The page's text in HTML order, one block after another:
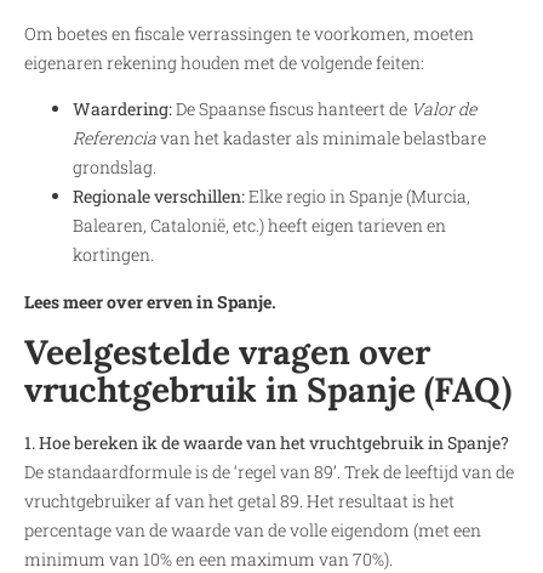
Om boetes en fiscale verrassingen te voorkomen, moeten
eigenaren rekening houden met de volgende feiten:
Waardering:De Spaanse fiscus hanteert de Valor de
Referenciavan het kadaster als minimale belastbare
grondslag.
Regionale verschillen:Elke regio in Spanje (Murcia,
Balearen, Catalonië, etc.) heeft eigen tarieven en
kortingen.
Lees meer over erven in Spanje.
Veelgestelde vragen over
vruchtgebruik in Spanje (FAQ)
1. Hoe bereken ik de waarde van het vruchtgebruik in Spanje?
De standaardformule is de ‘regel van 89’. Trek de leeftijd van de
vruchtgebruiker af van het getal 89. Het resultaat is het
percentage van de waarde van de volle eigendom (met een
minimum van 10% en een maximum van 70%).